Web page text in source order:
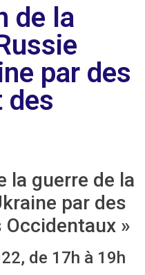
de la
par des
des
la guerre de la
par des
»
de 17h à 19h